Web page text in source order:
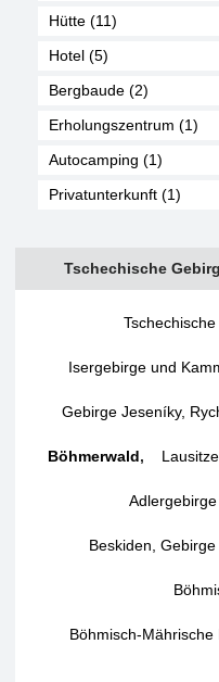
Hütte (11)
Hotel (5)
Bergbaude (2)
Erholungszentrum (1)
Autocamping (1)
Privatunterkunft (1)
Tschechische
Isergebirge und
Gebirge Jeseníky,
Böhmerwald,
Beskiden,
Böhmisch-